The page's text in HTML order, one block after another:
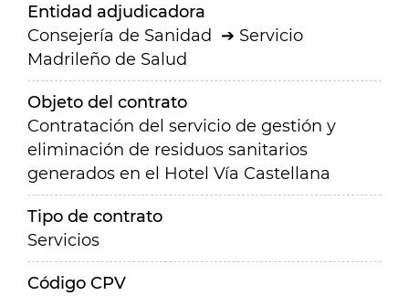
Entidad adjudicadora
Consejería de Sanidad
Servicio
Madrileño de Salud
Objeto del contrato
Contratación del servicio de gestión y
eliminación de residuos sanitarios
generados en el Hotel Vía Castellana
Tipo de contrato
Servicios
Código CPV